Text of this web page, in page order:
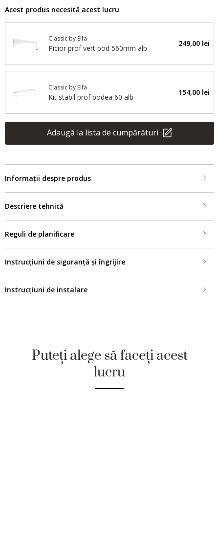
Acest produs necesită acest lucru
Classic by Elfa
Picior prof vert pod 560mm alb
249,00 lei
Classic by Elfa
Kit stabil prof podea 60 alb
154,00 lei
Adaugă la lista de cumpărături
Informații despre produs
Descriere tehnică
Reguli de planificare
Instrucțiuni de siguranță și îngrijire
Instrucțiuni de instalare
Puteți alege să faceți acest
lucru